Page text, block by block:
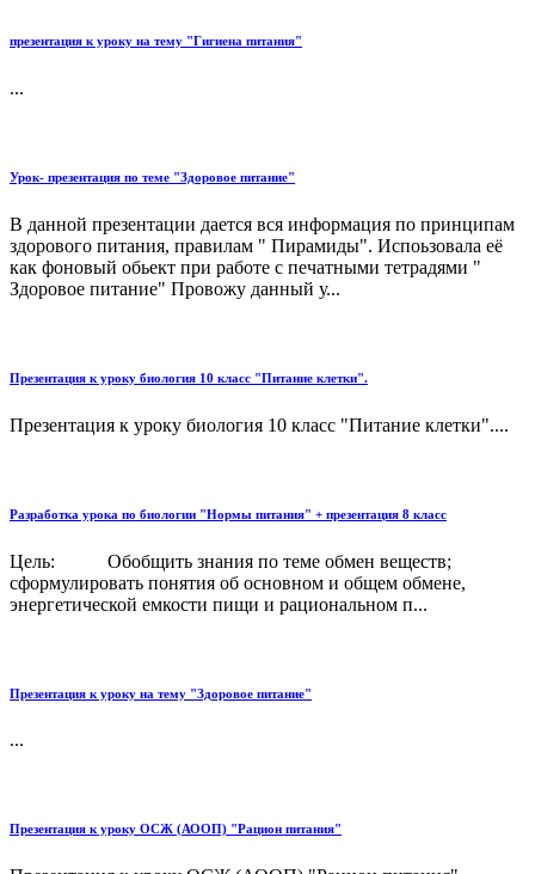
презентация к уроку на тему "Гигиена питания"
...
Урок- презентация по теме "Здоровое питание"
В данной презентации дается вся информация по принципам
здорового питания, правилам " Пирамиды". Испоьзовала её
как фоновый обьект при работе с печатными тетрадями "
Здоровое питание" Провожу данный у...
Презентация к уроку биология 10 класс "Питание клетки".
Презентация к уроку биология 10 класс "Питание клетки"....
Разработка урока по биологии "Нормы питания" + презентация 8 класс
Цель: Обобщить знания по теме обмен веществ;
сформулировать понятия об основном и общем обмене,
энергетической емкости пищи и рациональном п...
Презентация к уроку на тему "Здоровое питание"
...
Презентация к уроку ОСЖ (АООП) "Рацион питания"